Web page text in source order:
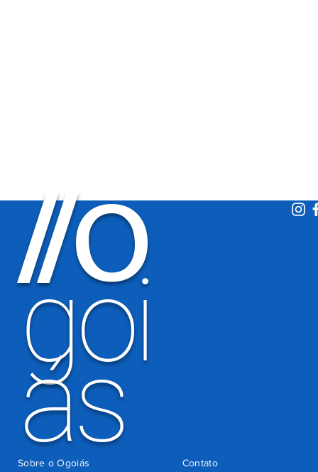
//O
goi
ás Contato
Sobre o Ogoiás